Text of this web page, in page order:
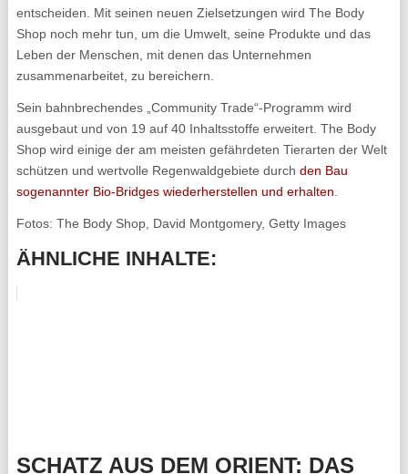
entscheiden. Mit seinen neuen Zielsetzungen wird The Body
Shop noch mehr tun, um die Umwelt, seine Produkte und das
Leben der Menschen, mit denen das Unternehmen
zusammenarbeitet, zu bereichern.
Sein bahnbrechendes „Community Trade“-Programm wird
ausgebaut und von 19 auf 40 Inhaltsstoffe erweitert. The Body
Shop wird einige der am meisten gefährdeten Tierarten der Welt
schützen und wertvolle Regenwaldgebiete durch den Bau
sogenannter Bio-Bridges wiederherstellen und erhalten
Fotos: The Body Shop, David Montgomery, Getty Images
ÄHNLICHE INHALTE:
SCHATZ AUS DEM ORIENT: DAS